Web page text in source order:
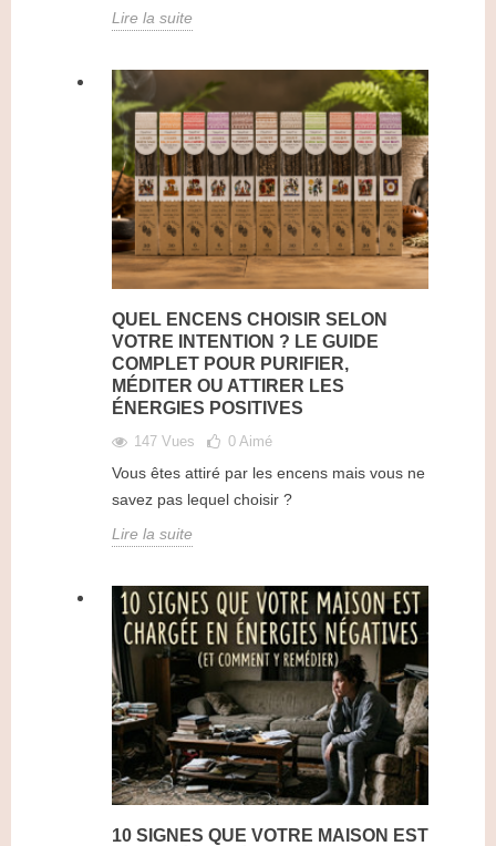
Lire la suite
QUEL ENCENS CHOISIR SELON
VOTRE INTENTION ? LE GUIDE
COMPLET POUR PURIFIER,
MÉDITER OU ATTIRER LES
ÉNERGIES POSITIVES
147 Vues 0 Aimé
Vous êtes attiré par les encens mais vous ne
savez pas lequel choisir ?
Lire la suite
10 SIGNES QUE VOTRE MAISON EST